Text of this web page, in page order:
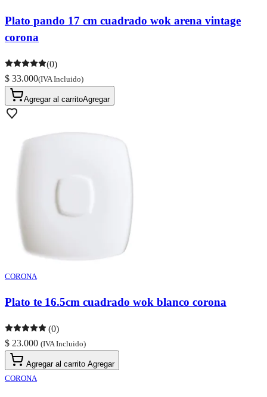
Plato pando 17 cm cuadrado wok arena vintage
corona
(0)
$ 33.000(IVA Incluido)
Agregar al carritoAgregar
CORONA
Plato te 16.5cm cuadrado wok blanco corona
(0)
$ 23.000 (IVA Incluido)
Agregar al carrito Agregar
CORONA